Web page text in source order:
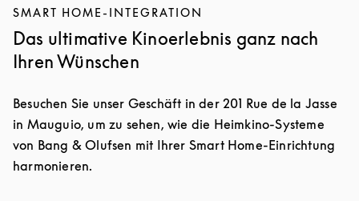
SMART HOME-INTEGRATION
Das ultimative Kinoerlebnis ganz nach
Ihren Wünschen
Besuchen Sie unser Geschäft in der 201 Rue de la Jasse
in Mauguio, um zu sehen, wie die Heimkino-Systeme
von Bang & Olufsen mit Ihrer Smart Home-Einrichtung
harmonieren.